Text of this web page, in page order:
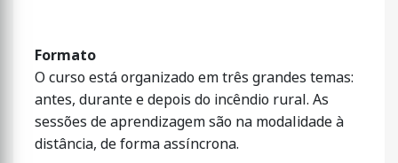
Formato
O curso está organizado em três grandes temas:
antes, durante e depois do incêndio rural. As
sessões de aprendizagem são na modalidade à
distância, de forma assíncrona.